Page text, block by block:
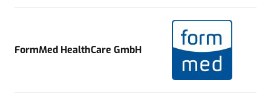
FormMed HealthCare GmbH